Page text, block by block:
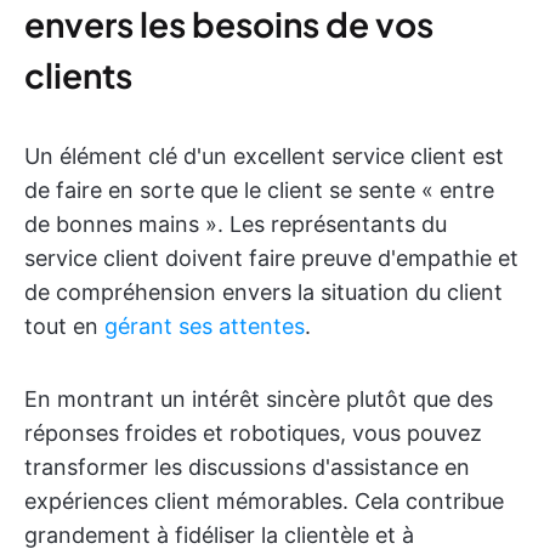
envers les besoins de vos
clients
Un élément clé d'un excellent service client est
de faire en sorte que le client se sente « entre
de bonnes mains ». Les représentants du
service client doivent faire preuve d'empathie et
de compréhension envers la situation du client
tout en gérant ses attentes.
En montrant un intérêt sincère plutôt que des
réponses froides et robotiques, vous pouvez
transformer les discussions d'assistance en
expériences client mémorables. Cela contribue
grandement à fidéliser la clientèle et à